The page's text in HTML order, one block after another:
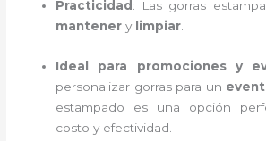
Practicidad : Las gorras
mantener y limpiar
Ideal para promociones y
personalizar gorras para un
estampado es una opción
costo y efectividad.